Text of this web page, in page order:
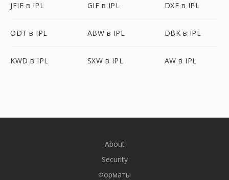
JFIF в IPL GIF в IPL DXF в IPL
ODT в IPL ABW в IPL DBK в IPL
KWD в IPL SXW в IPL AW в IPL
About
Security
Форматы